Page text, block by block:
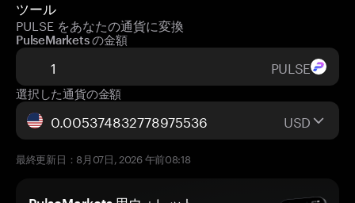
ツール
PULSE をあなたの通貨に変換
PulseMarkets の金額
PULSE
選択した通貨の金額
USD
最終更新日：8月07日, 2026 午前08:18